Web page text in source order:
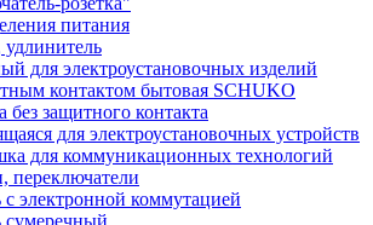
питания
удлинитель
для электроустановочных изделий
контактом бытовая SCHUKO
без защитного контакта
для электроустановочных устройств
для коммуникационных технологий
переключатели
электронной коммутацией